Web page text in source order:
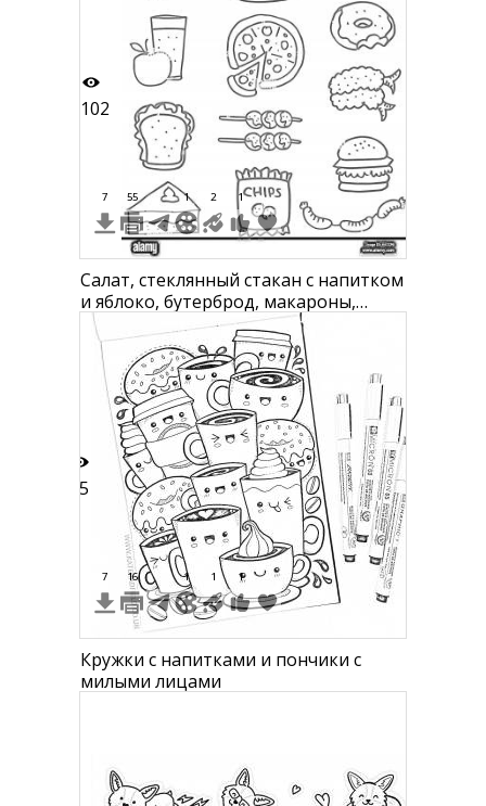
102
7 55 1 2 1
Салат, стеклянный стакан с напитком
и яблоко, бутерброд, макароны,
чизкейк, чипсы, шашлык,
бутерброды, хот-дог, пончик,
куриные ножки, пицца
45
7 16 1 1 1
Кружки с напитками и пончики с
милыми лицами